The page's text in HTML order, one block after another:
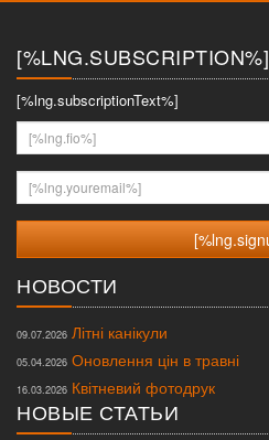
[%LNG.SUBSCRIPTION%]
[%lng.subscriptionText%]
[%lng.fio%]
[%lng.youremail%]
НОВОСТИ
09.07.2026 Літні канікули
05.04.2026 Оновлення цін в травні
16.03.2026 Квітневий фотодрук
НОВЫЕ СТАТЬИ